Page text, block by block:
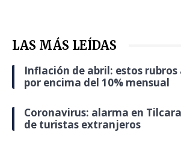
LAS MÁS LEÍDAS
Inflación de abril: estos
por encima del 10% mensual
Coronavirus: alarma en
de turistas extranjeros